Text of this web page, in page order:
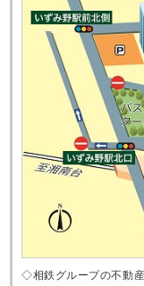
◇相鉄グループの不動